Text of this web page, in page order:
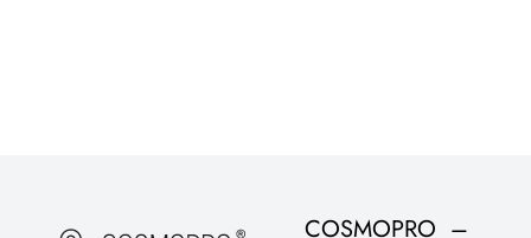
COSMOPRO –